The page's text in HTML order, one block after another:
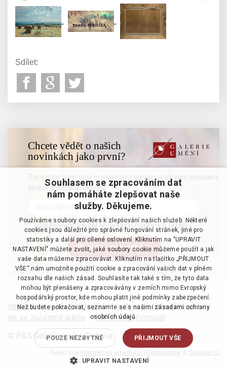
Sdílet:
Chcete vědět o našich
novinkách jako první?
Zanechte nám vaši e-mailovou adresu a už vám neunikne
žádná speciální nabídka
Souhlasím se zpracováním osobních údajů
obchodní a aukční podmínky · ochrana osobních údajů ·
jak se zúčastnit aukce · reklamační formulář
© P&S Galerie umění, Ostrava
Realizace Internetová agentura Q2 Interactive & Qaukce.cz
Souhlasem se zpracováním dat
nám pomáháte zlepšovat naše
služby. Děkujeme.
Používáme soubory cookies k zlepšování našich služeb. Některé
cookies jsou důležité pro správné fungování stránek, jiné pro
statistiky a další pro cílené oslovení. Kliknutím na "UPRAVIT
NASTAVENÍ" můžete zvolit, jaké soubory cookie můžeme použít a jak
vaše data můžeme zpracovávat. Kliknutím na tlačítko „PŘIJMOUT
VŠE“ nám umožníte použití cookie a zpracování vašich dat v plném
rozsahu dle našich zásad. Souhlasíte tak také s tím, že tyto data
mohou být přenášeny a zpracovávány v zemích mimo Evropský
hospodářský prostor, kde mohou platit jiné podmínky zabezpečení.
Než budete pokračovat, seznamte se s našimizásadami ochrany
osobních údajů.
PŘIJMOUT VŠE
POUZE NEZBYTNÉ
UPRAVIT NASTAVENÍ